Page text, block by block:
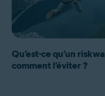
Qu’est-ce qu’un
comment l’éviter ?